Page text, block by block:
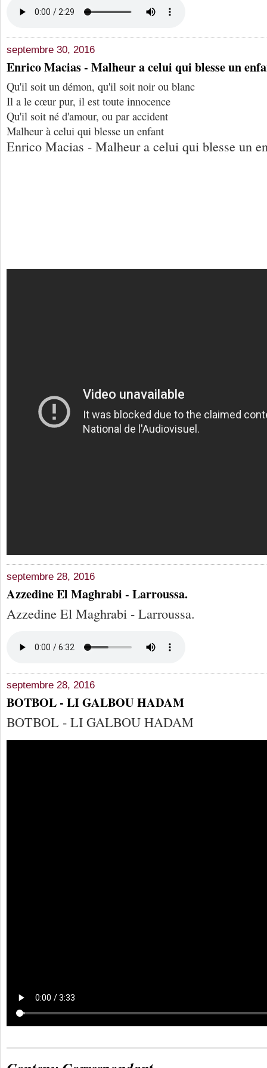
septembre 30, 2016
Enrico Macias - Malheur a celui qui blesse un
Qu'il soit un démon, qu'il soit noir ou blanc
Il a le cœur pur, il est toute innocence
Qu'il soit né d'amour, ou par accident
Malheur à celui qui blesse un enfant
Enrico Macias - Malheur a celui qui blesse un
septembre 28, 2016
Azzedine El Maghrabi - Larroussa.
Azzedine El Maghrabi - Larroussa.
septembre 28, 2016
BOTBOL - LI GALBOU HADAM
BOTBOL - LI GALBOU HADAM